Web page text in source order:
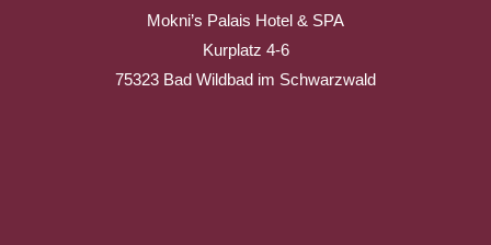
Mokni’s Palais Hotel & SPA
Kurplatz 4-6
75323 Bad Wildbad im Schwarzwald